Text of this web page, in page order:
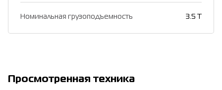
Номинальная грузоподъемность 3.5 T
Просмотренная техника